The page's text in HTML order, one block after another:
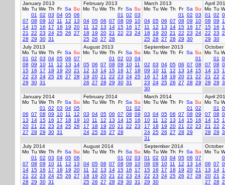
January 2013
Mo Tu We Th Fr Sa Su
01
02 03 04 05 06
07 08 09 10 11 12
13
14 15 16 17 18 19 20
21
22 23 24 25 26 27
28 29 30 31
February 2013
Mo Tu We Th Fr Sa Su
01
02 03
04 05 06 07 08 09
10
11
12 13 14 15 16
17
18
19 20 21 22 23 24
25 26 27 28
March 2013
Mo Tu We Th Fr Sa Su
01
02 03
04 05 06 07 08 09
10
11
12 13 14 15 16
17
18
19 20 21 22 23 24
25 26 27 28 29 30
April
Mo Tu
01
02
08 09
15 16
22 23
29 30
July 2013
Mo Tu We Th Fr Sa Su
01
02 03 04 05 06 07
08 09 10 11 12 13
14
15 16 17 18 19 20 21
22 23 24 25 26 27 28
29 30 31
August 2013
Mo Tu We Th Fr Sa Su
01
02 03 04
05 06 07 08 09 10 11
12
13 14 15 16 17
18
19 20 21 22 23 24 25
26 27 28 29 30 31
September 2013
Mo Tu We Th Fr Sa Su
01
02 03 04 05 06 07 08
09
10 11 12 13 14 15
16
17 18 19 20 21
22
23 24 25 26 27 28 29
30
October
Mo Tu
01
07 08
14 15
21
22
28 29
January 2014
Mo Tu We Th Fr Sa Su
01
02 03 04 05
06 07 08 09 10 11
12
13
14 15 16 17 18
19
20 21 22 23 24 25 26
27 28 29 30 31
February 2014
Mo Tu We Th Fr Sa Su
01
02
03 04 05 06 07 08 09
10 11 12 13 14 15 16
17
18 19 20 21 22 23
24 25 26 27 28
March 2014
Mo Tu We Th Fr Sa Su
01
02
03 04 05 06 07 08 09
10 11 12 13 14 15 16
17
18 19 20 21 22 23
24 25 26 27 28 29
31
April
Mo Tu
01
07 08
14 15
21
22
28 29
July 2014
Mo Tu We Th Fr Sa Su
01
02 03 04 05 06
07 08 09 10 11 12
13
14 15 16 17 18 19 20
21
22 23 24 25 26 27
28 29 30 31
August 2014
Mo Tu We Th Fr Sa Su
01
02 03
04 05 06 07 08 09
10
11
12 13 14 15 16
17
18
19 20 21 22 23 24
25 26 27 28 29 30 31
September 2014
Mo Tu We Th Fr Sa Su
01
02 03 04 05 06 07
08 09 10 11 12 13
14
15 16 17 18 19 20 21
22 23 24 25 26 27 28
29 30
October
Mo Tu
06 07
13
14
20 21
27 28